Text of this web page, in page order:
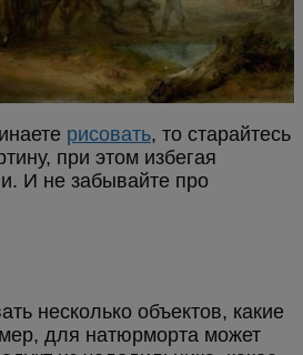
рисовать, то старайтесь
при этом избегая
И не забывайте про
несколько объектов, какие
для натюрморта может